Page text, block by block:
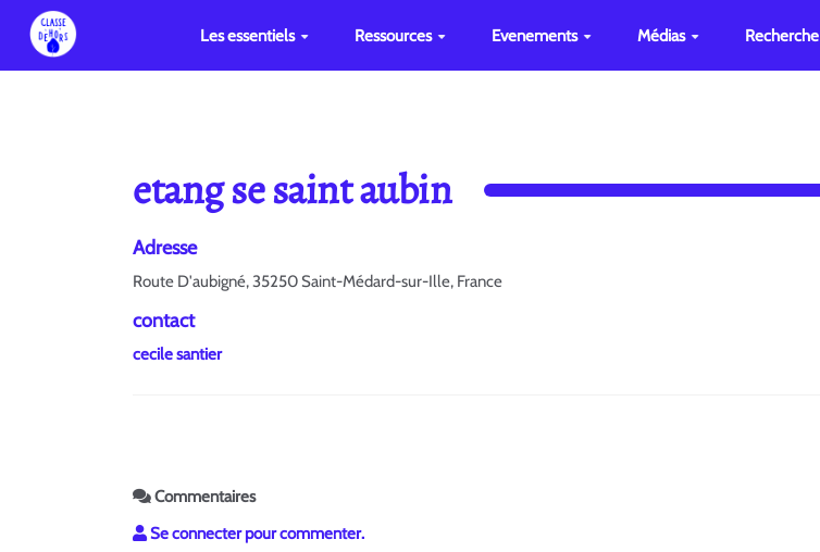
Les essentiels Ressources Evenements Médias Recherche
etang se saint aubin
Adresse
Route D'aubigné, 35250 Saint-Médard-sur-Ille, France
contact
cecile santier
Commentaires
Se connecter pour commenter.